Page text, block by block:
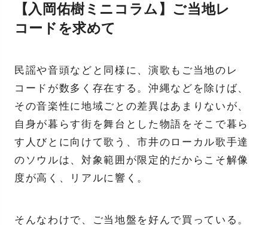
【入岡佑樹ミニコラム】ご当地レ
コードを求めて
民謡や音頭などと同様に、演歌もご当地のレ
コードが数多く存在する。沖縄などを除けば、
その音楽性に地域ごとの差異はあまりないが、
自身が暮らす街を舞台とした物語をそこで暮ら
す人びとに向けて歌う、市井のローカル歌手達
のソウルは、対象範囲が限定的だからこそ解像
度が高く、リアルに響く。
そんなわけで、ご当地盤を好んで買っている。